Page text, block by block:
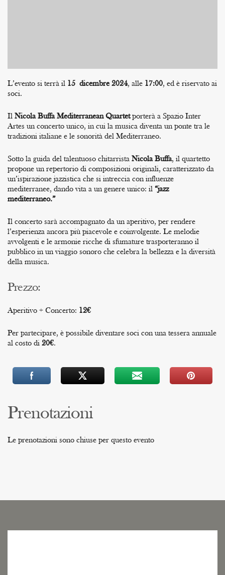
L’evento si terrà il 15 dicembre 2024, alle 17:00, ed è riservato ai
soci.
Il Nicola Buffa Mediterranean Quartetporterà a Spazio Inter
Artes un concerto unico, in cui la musica diventa un ponte tra le
tradizioni italiane e le sonorità del Mediterraneo.
Sotto la guida del talentuoso chitarrista Nicola Buffa, il quartetto
propone un repertorio di composizioni originali, caratterizzato da
un’ispirazione jazzistica che si intreccia con influenze
mediterranee, dando vita a un genere unico: il “jazz
mediterraneo.”
Il concerto sarà accompagnato da un aperitivo, per rendere
l’esperienza ancora più piacevole e coinvolgente. Le melodie
avvolgenti e le armonie ricche di sfumature trasporteranno il
pubblico in un viaggio sonoro che celebra la bellezza e la diversità
della musica.
Prezzo:
Aperitivo + Concerto: 12€
Per partecipare, è possibile diventare soci con una tessera annuale
al costo di 20€.
Prenotazioni
Le prenotazioni sono chiuse per questo evento